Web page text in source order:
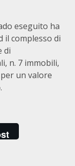
eseguito ha
il complesso di
di
n. 7 immobili,
un valore
.